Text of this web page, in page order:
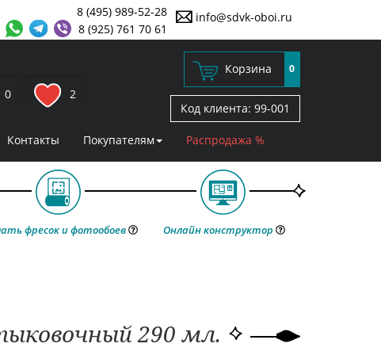
info@sdvk-oboi.ru
8 (495) 989-52-28
8 (925) 761 70 61
0 2
Корзина 0
Код клиента: 99-001
Контакты Покупателям Распродажа %
фресок и фотообоев Онлайн конструктор
290 мл.